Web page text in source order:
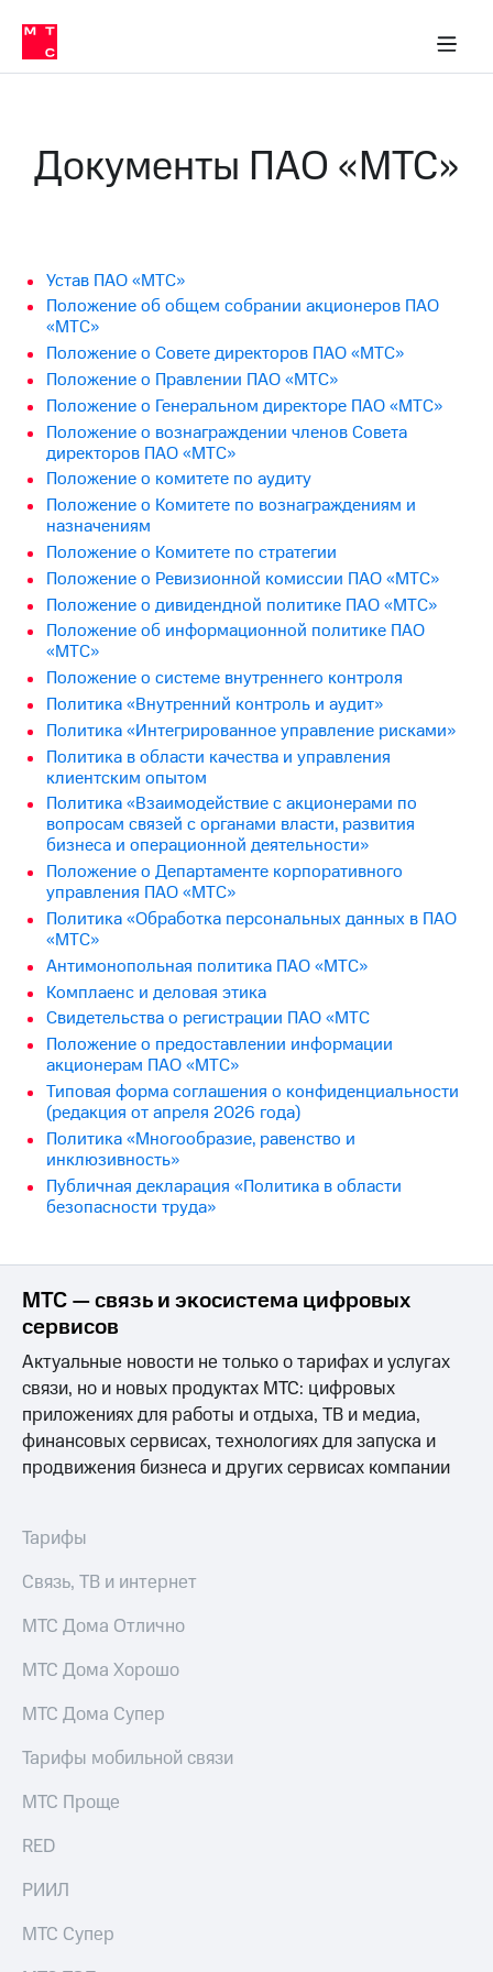
Медиа-центр
и акционерам
Устойчивое развитие
Комплаенс и деловая этика
компании
в МТС
Руководство
региона
информация
Контакты
Медиа-центр
Пресс-
релизы
МТС
о технологиях
Достижения
Интервью
Финансовая
отчетность
Контакты
Новости
в
регионе
и акционерам
Корпоративное
управление
Корпоративный
секретарь
Раскрытие
информации
Информация
акционерам
Документы
ПАО
"МТС"
Собрания
акционеров
Личный
кабинет
акционера
капитал
и
аудит
акций
Описание
Программа
приобретения
Порядок
облигаций
Описание
Еврооблигации-2023
Уведомление
о
погашении
именных
Другое
Регистратор
этика
Пресс-
о технологиях
Документы ПАО «МТС»
Устав ПАО «МТС»
Положение об общем собрании акционеров ПАО
«МТС»
Положение о Совете директоров ПАО «МТС»
Положение о Правлении ПАО «МТС»
Положение о Генеральном директоре ПАО «МТС»
Положение о вознаграждении членов Совета
директоров ПАО «МТС»
Положение о комитете по аудиту
Положение о Комитетe по вознаграждениям и
назначениям
Положение о Комитете по стратегии
Положение о Ревизионной комиссии ПАО «МТС»
Положение о дивидендной политике ПАО «МТС»
Положение об информационной политике ПАО
«МТС»
Положение о системе внутреннего контроля
Политика «Внутренний контроль и аудит»
Политика «Интегрированное управление рисками»
Политика в области качества и управления
клиентским опытом
Политика «Взаимодействие с акционерами по
вопросам связей с органами власти, развития
бизнеса и операционной деятельности»
Положение о Департаменте корпоративного
управления ПАО «МТС»
Политика «Обработка персональных данных в ПАО
«МТС»
Антимонопольная политика ПАО «МТС»
Комплаенс и деловая этика
Свидетельства о регистрации ПАО «МТС
Положение о предоставлении информации
акционерам ПАО «МТС»
Типовая форма соглашения о конфиденциальности
(редакция от апреля 2026 года)
Политика «Многообразие, равенство и
инклюзивность»
Публичная декларация «Политика в области
безопасности труда»
МТС — связь и экосистема цифровых
сервисов
Актуальные новости не только о тарифах и услугах
связи, но и новых продуктах МТС: цифровых
приложениях для работы и отдыха, ТВ и медиа,
финансовых сервисах, технологиях для запуска и
продвижения бизнеса и других сервисах компании
Тарифы
Связь, ТВ и интернет
МТС Дома Отлично
МТС Дома Хорошо
МТС Дома Супер
Тарифы мобильной связи
МТС Проще
RED
РИИЛ
МТС Супер